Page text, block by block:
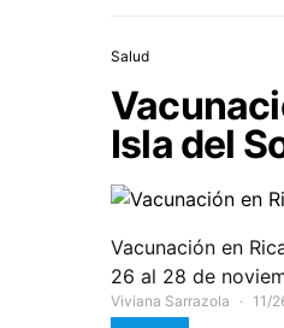
Salud
Isla del
Vacunación en
26 al 28 de
Viviana Sarrazola 11/